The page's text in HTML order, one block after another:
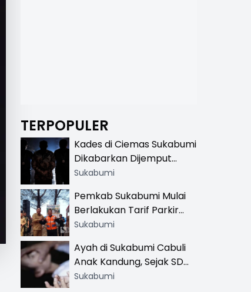
TERPOPULER
Kades di Ciemas Sukabumi
Dikabarkan Dijemput
Satnarkoba, Polisi
Sukabumi
Pemkab Sukabumi Mulai
Berlakukan Tarif Parkir
Resmi di 13 Lokasi Wisata,
Khusus
Sukabumi
Ayah di Sukabumi Cabuli
Anak Kandung, Sejak SD
Hingga SMA
Sukabumi